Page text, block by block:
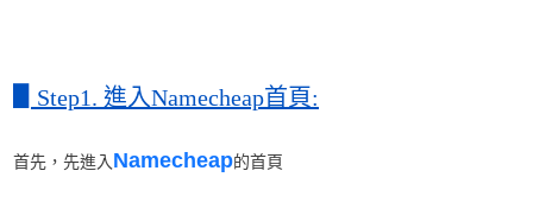
Step1. 進入Namecheap首頁:
首先，先進入Namecheap的首頁